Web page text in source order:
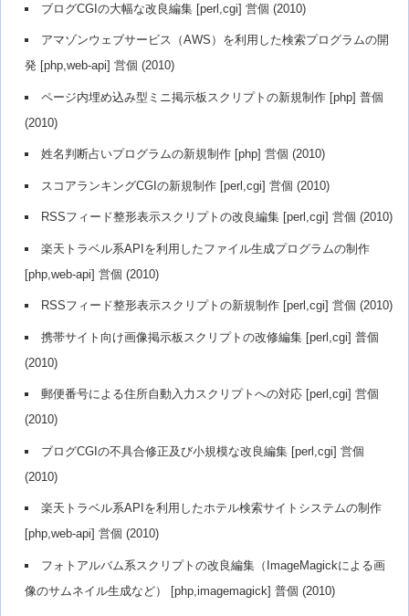
ブログCGIの大幅な改良編集 [perl,cgi] 営個 (2010)
アマゾンウェブサービス（AWS）を利用した検索プログラムの開
発 [php,web-api] 営個 (2010)
ページ内埋め込み型ミニ掲示板スクリプトの新規制作 [php] 普個
(2010)
姓名判断占いプログラムの新規制作 [php] 営個 (2010)
スコアランキングCGIの新規制作 [perl,cgi] 営個 (2010)
RSSフィード整形表示スクリプトの改良編集 [perl,cgi] 営個 (2010)
楽天トラベル系APIを利用したファイル生成プログラムの制作
[php,web-api] 営個 (2010)
RSSフィード整形表示スクリプトの新規制作 [perl,cgi] 営個 (2010)
携帯サイト向け画像掲示板スクリプトの改修編集 [perl,cgi] 普個
(2010)
郵便番号による住所自動入力スクリプトへの対応 [perl,cgi] 営個
(2010)
ブログCGIの不具合修正及び小規模な改良編集 [perl,cgi] 営個
(2010)
楽天トラベル系APIを利用したホテル検索サイトシステムの制作
[php,web-api] 営個 (2010)
フォトアルバム系スクリプトの改良編集（ImageMagickによる画
像のサムネイル生成など） [php,imagemagick] 普個 (2010)